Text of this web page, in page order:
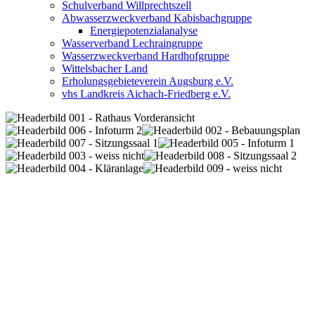
Schulverband Willprechtszell
Abwasserzweckverband Kabisbachgruppe
Energiepotenzialanalyse
Wasserverband Lechraingruppe
Wasserzweckverband Hardhofgruppe
Wittelsbacher Land
Erholungsgebieteverein Augsburg e.V.
vhs Landkreis Aichach-Friedberg e.V.